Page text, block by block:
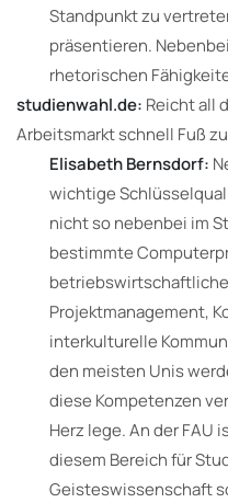
Standpunkt zu
präsentieren.
rhetorischen
studienwahl.de: Reicht all
Arbeitsmarkt schnell Fuß
Elisabeth Bernsdorf:
wichtige
nicht so nebenbei im
bestimmte
Projektmanagement,
interkulturelle
den meisten Unis
diese Kompetenzen
Herz lege. An der FAU
diesem Bereich für
Geisteswissenschaft